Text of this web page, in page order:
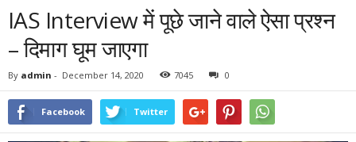
IAS Interview में पूछे जाने वाले ऐसा प्रश्न
– दिमाग घूम जाएगा
By admin - December 14, 2020 7045 0
Facebook Twitter